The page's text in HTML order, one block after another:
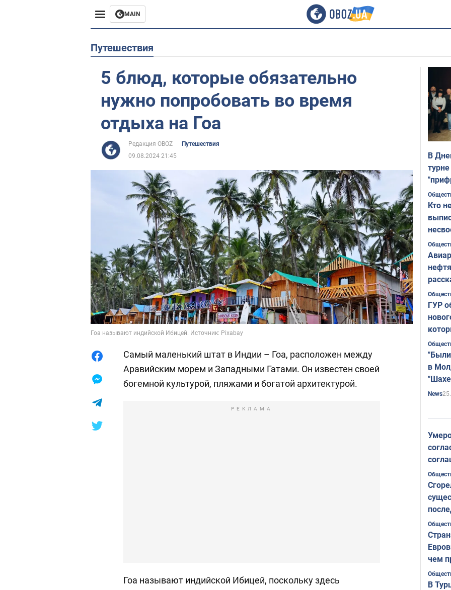
MAIN
Жизнь
Путешествия
5 блюд, которые обязательно
нужно попробовать во время
отдыха на Гоа
Редакция OBOZ
Путешествия
09.08.2024 21:45
Гоа называют индийской Ибицей. Источник: Pixabay
Самый маленький штат в Индии – Гоа, расположен между
Аравийским морем и Западными Гатами. Он известен своей
богемной культурой, пляжами и богатой архитектурой.
РЕКЛАМА
Гоа называют индийской Ибицей, поскольку здесь
В
Кто
ГУР
в
News
чем
В